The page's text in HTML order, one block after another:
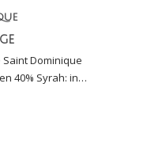
Dominique
40% Syrah: in
Haag